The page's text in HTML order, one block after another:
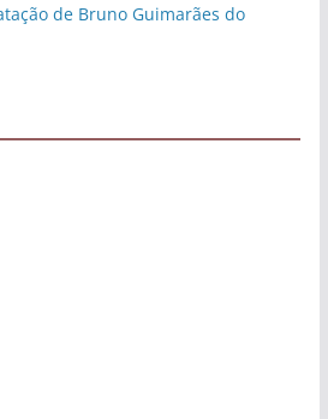
de Bruno Guimarães do